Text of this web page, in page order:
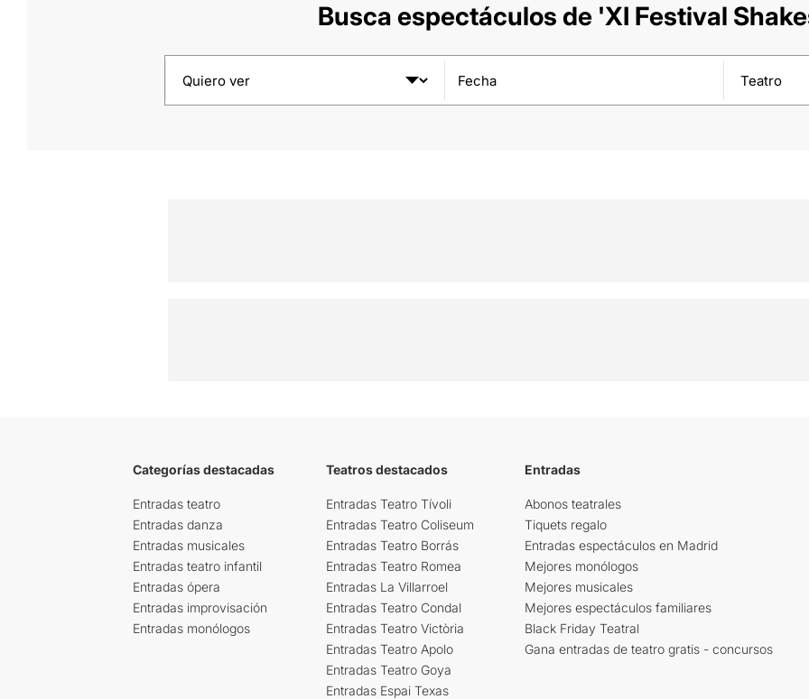
Busca espectáculos de 'XI Festival
Fecha
Categorías destacadas
Entradas teatro
Entradas danza
Entradas musicales
Entradas teatro infantil
Entradas ópera
Entradas improvisación
Entradas monólogos
Teatros destacados
Entradas Teatro Tívoli
Entradas Teatro Coliseum
Entradas Teatro Borrás
Entradas Teatro Romea
Entradas La Villarroel
Entradas Teatro Condal
Entradas Teatro Victòria
Entradas Teatro Apolo
Entradas Teatro Goya
Entradas Espai Texas
Entradas
Abonos teatrales
Tiquets regalo
Entradas espectáculos en Madrid
Mejores monólogos
Mejores musicales
Mejores espectáculos familiares
Black Friday Teatral
Gana entradas de teatro gratis - concursos